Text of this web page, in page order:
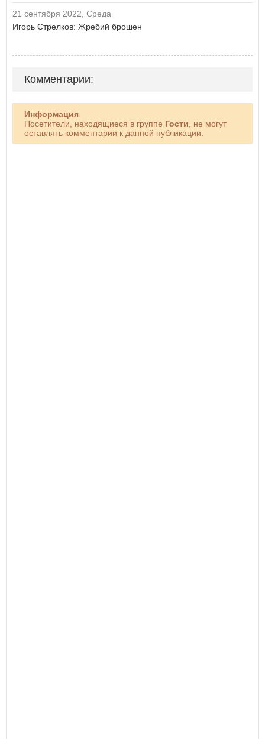
21 сентября 2022, Среда
Игорь Стрелков: Жребий брошен
Комментарии:
Информация
Посетители, находящиеся в группе Гости , не могут
оставлять комментарии к данной публикации.